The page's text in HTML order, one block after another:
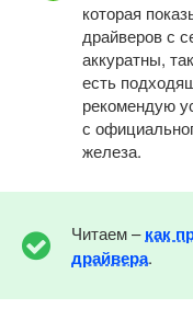
которая
драйверов с
аккуратны,
есть
рекомендую
с
железа.
Читаем –как
драйвера.